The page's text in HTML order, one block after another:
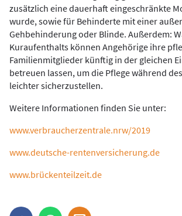
zusätzlich eine dauerhaft eingeschränkte
wurde, sowie für Behinderte mit einer
Gehbehinderung oder Blinde. Außerdem:
Kuraufenthalts können Angehörige ihre
Familienmitglieder künftig in der gleichen
betreuen lassen, um die Pflege während
leichter sicherzustellen.
Weitere Informationen finden Sie unter:
www.verbraucherzentrale.nrw/2019
www.deutsche-rentenversicherung.de
www.brückenteilzeit.de